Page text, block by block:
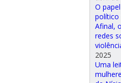
O
político
Afinal,
redes
2025
Uma